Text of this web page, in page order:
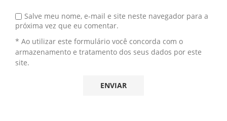
Salve meu nome, e-mail e site neste navegador para a
próxima vez que eu comentar.
* Ao utilizar este formulário você concorda com o
armazenamento e tratamento dos seus dados por este
site.